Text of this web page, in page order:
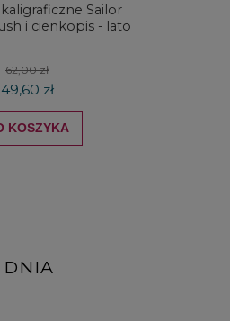
Sailor
i cienkopis - lato
62,00 zł
49,60 zł
KOSZYKA
DNIA